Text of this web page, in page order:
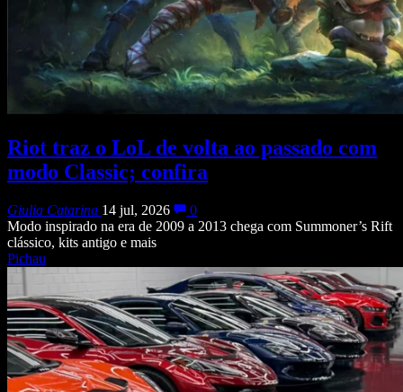
Riot traz o LoL de volta ao passado com
modo Classic; confira
Giulia Catarina 14 jul, 2026
0
Modo inspirado na era de 2009 a 2013 chega com Summoner’s Rift
clássico, kits antigo e mais
Pichau